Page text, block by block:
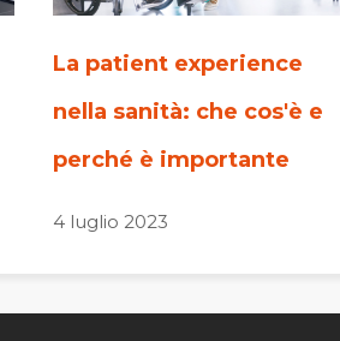
La patient experience
nella sanità: che cos'è e
perché è importante
4 luglio 2023